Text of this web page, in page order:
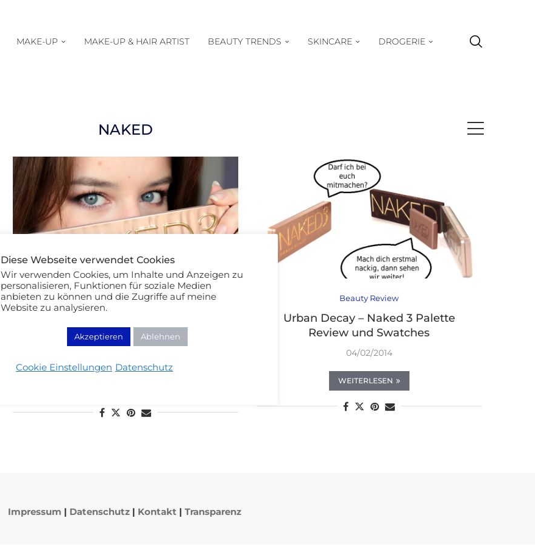
MAKE-UP MAKE-UP & HAIR ARTIST BEAUTY TRENDS SKINCARE DROGERIE
NAKED
Make Up Looks
Urban Decay – Naked 3 Palette
Augenmakeup Ideen
Beauty Review
Urban Decay – Naked 3 Palette
Review und Swatches
04/02/2014
WEITERLESEN
Impressum | Datenschutz| Kontakt | Transparenz
Diese Webseite verwendet Cookies
Wir verwenden Cookies, um Inhalte und Anzeigen zu
personalisieren, Funktionen für soziale Medien
anbieten zu können und die Zugriffe auf meine
Website zu analysieren.
Akzeptieren Ablehnen
Cookie Einstellungen Datenschutz